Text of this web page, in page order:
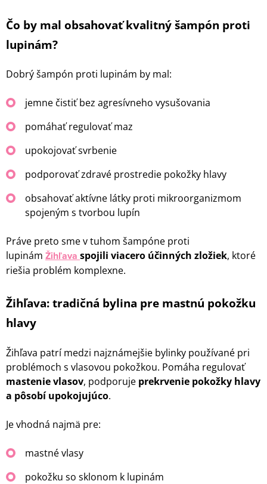
Čo by mal obsahovať kvalitný šampón proti
lupinám?
Dobrý šampón proti lupinám by mal:
jemne čistiť bez agresívneho vysušovania
pomáhať regulovať maz
upokojovať svrbenie
podporovať zdravé prostredie pokožky hlavy
obsahovať aktívne látky proti mikroorganizmom
spojeným s tvorbou lupín
Práve preto sme v tuhom šampóne proti
lupinám Žihľava spojili viacero účinných zložiek, ktoré
riešia problém komplexne.
Žihľava: tradičná bylina pre mastnú pokožku
hlavy
Žihľava patrí medzi najznámejšie bylinky používané pri
problémoch s vlasovou pokožkou. Pomáha regulovať
mastenie vlasov, podporuje prekrvenie pokožky hlavy
a pôsobí upokojujúco.
Je vhodná najmä pre:
mastné vlasy
pokožku so sklonom k lupinám